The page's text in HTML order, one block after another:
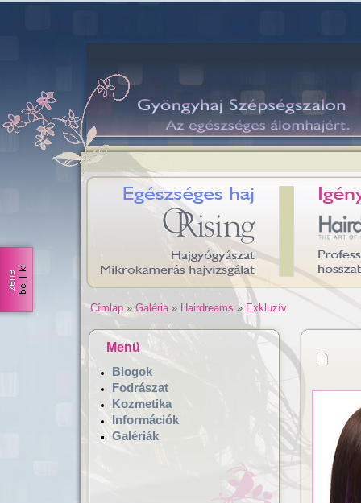
Címlap» Galéria» Hairdreams » Exkluzív
Menü
Blogok
Fodrászat
Kozmetika
Információk
Galériák